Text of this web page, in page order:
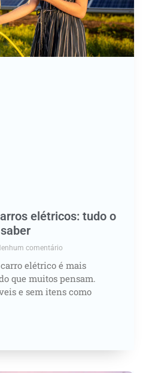
elétricos: tudo o
comentário
elétrico é mais
que muitos pensam.
e sem itens como